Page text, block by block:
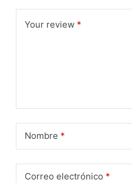
Your review *
Nombre *
Correo electrónico *